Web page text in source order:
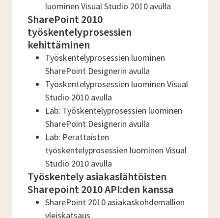
luominen Visual Studio 2010 avulla
SharePoint 2010
työskentelyprosessien
kehittäminen
Työskentelyprosessien luominen
SharePoint Designerin avulla
Työskentelyprosessien luominen Visual
Studio 2010 avulla
Lab: Työskentelyprosessien luominen
SharePoint Designerin avulla
Lab: Perättäisten
työskentelyprosessien luominen Visual
Studio 2010 avulla
Työskentely asiakaslähtöisten
Sharepoint 2010 API:den kanssa
SharePoint 2010 asiakaskohdemallien
yleiskatsaus